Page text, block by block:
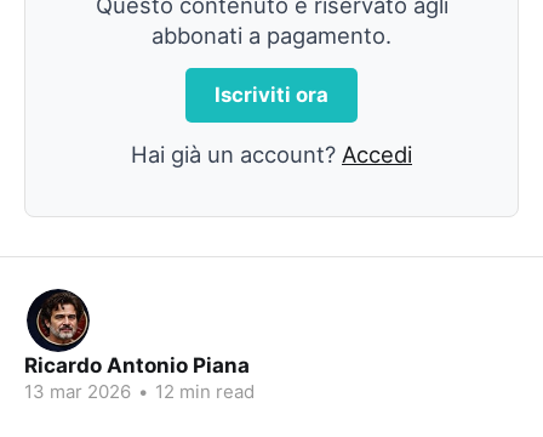
abbonati a pagamento.
Iscriviti ora
Hai già un account? Accedi
Ricardo Antonio Piana
13 mar 2026 • 12 min read